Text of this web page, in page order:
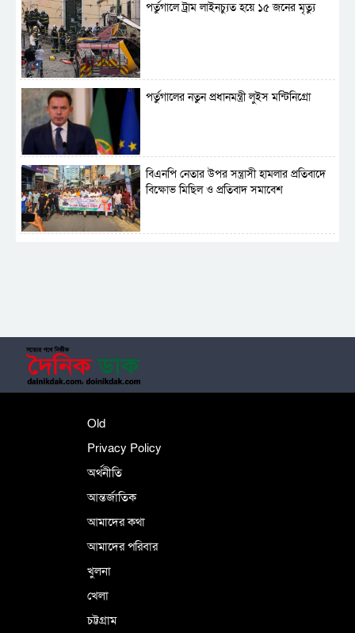
পর্তুগালে ট্রাম লাইনচ্যুত হয়ে ১৫ জনের মৃত্যু
পর্তুগালের নতুন প্রধানমন্ত্রী লুইস মন্টিনিগ্রো
বিএনপি নেতার উপর সন্ত্রাসী হামলার প্রতিবাদে
বিক্ষোভ মিছিল ও প্রতিবাদ সমাবেশ
Old
Privacy Policy
অর্থনীতি
আন্তর্জাতিক
আমাদের কথা
আমাদের পরিবার
খুলনা
খেলা
চট্টগ্রাম